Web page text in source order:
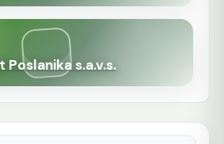
Poslanika s.a.v.s.